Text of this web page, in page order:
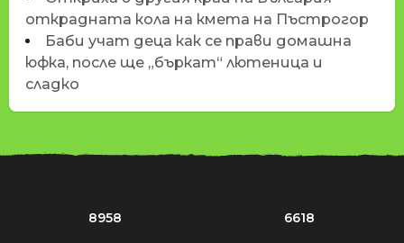
открадната кола на кмета на Пъстрогор
Баби учат деца как се прави домашна
юфка, после ще „бъркат“ лютеница и
сладко
8958 6618